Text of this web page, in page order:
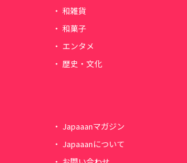
和雑貨
和菓子
エンタメ
歴史・文化
Japaaanマガジン
Japaaanについて